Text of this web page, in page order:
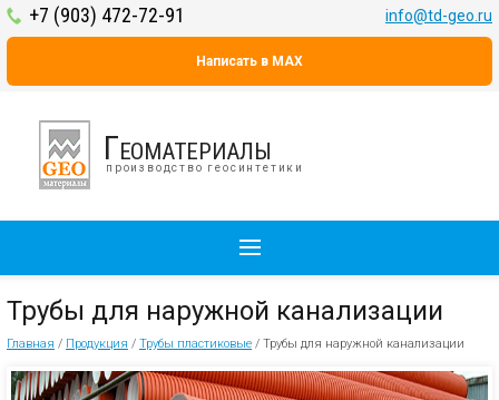
+7 (903) 472-72-91 info@td-geo.ru
Написать в MAX
Геоматериалы
производство геосинтетики
Трубы для наружной канализации
Главная / Продукция / Трубы пластиковые / Трубы для наружной канализации